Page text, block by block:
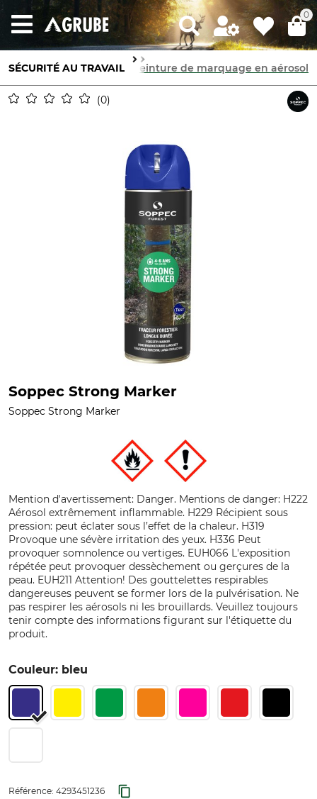
0
SÉCURITÉ AU TRAVAIL
Marquage & sécurisation Peinture de marquage en aérosol
0
Soppec Strong Marker
Soppec Strong Marker
Mention d'avertissement: Danger. Mentions de danger: H222
Aérosol extrêmement inflammable. H229 Récipient sous
pression: peut éclater sous l’effet de la chaleur. H319
Provoque une sévère irritation des yeux. H336 Peut
provoquer somnolence ou vertiges. EUH066 L'exposition
répétée peut provoquer dessèchement ou gerçures de la
peau. EUH211 Attention! Des gouttelettes respirables
dangereuses peuvent se former lors de la pulvérisation. Ne
pas respirer les aérosols ni les brouillards. Veuillez toujours
tenir compte des informations figurant sur l'étiquette du
produit.
Couleur: bleu
Référence: 4293451236